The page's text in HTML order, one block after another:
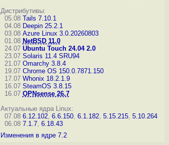
Дистрибутивы:
05.08 Tails 7.10.1
04.08 Deepin 25.2.1
03.08 Azure Linux 3.0.20260803
01.08 NetBSD 11.0
24.07 Ubuntu Touch 24.04 2.0
23.07 Solaris 11.4 SRU94
21.07 Omarchy 3.8.4
19.07 Chrome OS 150.0.7871.150
17.07 Whonix 18.2.1.9
16.07 SteamOS 3.8.15
16.07 OPNsense 26.7
Актуальные ядра Linux:
07.08 6.12.102, 6.6.150, 6.1.182, 5.15.215, 5.10.264
06.08 7.1.7, 6.18.43
Изменения в ядре 7.2